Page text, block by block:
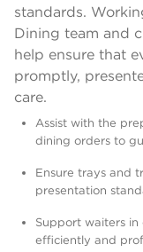
standards.
Dining team and
help ensure that
promptly,
care.
Assist with the
dining orders to
Ensure trays and
presentation
Support waiters
efficiently and